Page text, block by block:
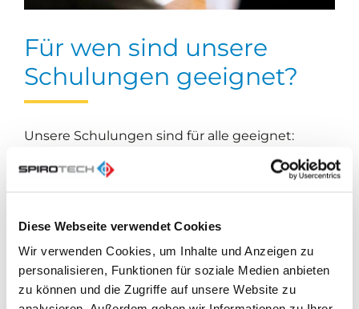
Diese Webseite verwendet Cookies
Wir verwenden Cookies, um Inhalte und Anzeigen zu
personalisieren, Funktionen für soziale Medien anbieten
zu können und die Zugriffe auf unsere Website zu
Für wen sind unsere
Schulungen geeignet?
Unsere Schulungen sind für alle geeignet:
angehende Installateure und Studenten
Technische und Facility Manager
Die Teilnahme ist völlig kostenlos,
also nutzen Sie sie!